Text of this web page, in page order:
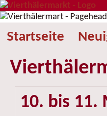
Startseite
10. bis 11.